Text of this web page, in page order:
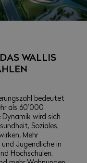
WALLIS
bedeutet
als 60’000
Dynamik wird sich
Soziales,
Mehr
Jugendliche in
Hochschulen,